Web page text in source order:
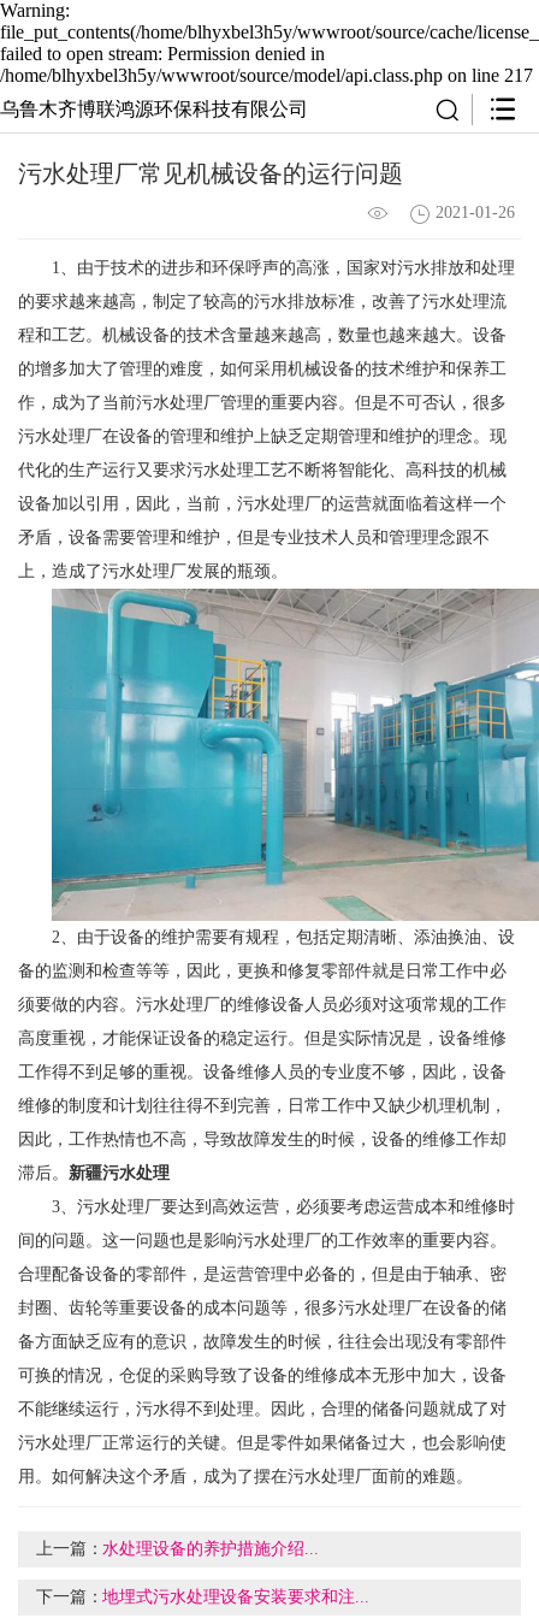
Warning:
file_put_contents(/home/blhyxbel3h5y/wwwroot/source/cache/
failed to open stream: Permission denied in
/home/blhyxbel3h5y/wwwroot/source/model/api.class.php on line 217
乌鲁木齐博联鸿源环保科技有限公司
污水处理厂常见机械设备的运行问题
2021-01-26
1、由于技术的进步和环保呼声的高涨，国家对污水排放和处理
的要求越来越高，制定了较高的污水排放标准，改善了污水处理流
程和工艺。机械设备的技术含量越来越高，数量也越来越大。设备
的增多加大了管理的难度，如何采用机械设备的技术维护和保养工
作，成为了当前污水处理厂管理的重要内容。但是不可否认，很多
污水处理厂在设备的管理和维护上缺乏定期管理和维护的理念。现
代化的生产运行又要求污水处理工艺不断将智能化、高科技的机械
设备加以引用，因此，当前，污水处理厂的运营就面临着这样一个
矛盾，设备需要管理和维护，但是专业技术人员和管理理念跟不
上，造成了污水处理厂发展的瓶颈。
2、由于设备的维护需要有规程，包括定期清晰、添油换油、设
备的监测和检查等等，因此，更换和修复零部件就是日常工作中必
须要做的内容。污水处理厂的维修设备人员必须对这项常规的工作
高度重视，才能保证设备的稳定运行。但是实际情况是，设备维修
工作得不到足够的重视。设备维修人员的专业度不够，因此，设备
维修的制度和计划往往得不到完善，日常工作中又缺少机理机制，
因此，工作热情也不高，导致故障发生的时候，设备的维修工作却
滞后。 新疆污水处理
3、污水处理厂要达到高效运营，必须要考虑运营成本和维修时
间的问题。这一问题也是影响污水处理厂的工作效率的重要内容。
合理配备设备的零部件，是运营管理中必备的，但是由于轴承、密
封圈、齿轮等重要设备的成本问题等，很多污水处理厂在设备的储
备方面缺乏应有的意识，故障发生的时候，往往会出现没有零部件
可换的情况，仓促的采购导致了设备的维修成本无形中加大，设备
不能继续运行，污水得不到处理。因此，合理的储备问题就成了对
污水处理厂正常运行的关键。但是零件如果储备过大，也会影响使
用。如何解决这个矛盾，成为了摆在污水处理厂面前的难题。
上一篇：水处理设备的养护措施介绍...
下一篇：地埋式污水处理设备安装要求和注...